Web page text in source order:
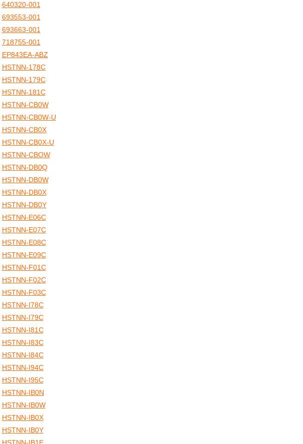
640320-001
693553-001
693663-001
718755-001
EP843EA-ABZ
HSTNN-178C
HSTNN-179C
HSTNN-181C
HSTNN-CB0W
HSTNN-CB0W-U
HSTNN-CB0X
HSTNN-CB0X-U
HSTNN-CBOW
HSTNN-DB0Q
HSTNN-DB0W
HSTNN-DB0X
HSTNN-DB0Y
HSTNN-E06C
HSTNN-E07C
HSTNN-E08C
HSTNN-E09C
HSTNN-F01C
HSTNN-F02C
HSTNN-F03C
HSTNN-I78C
HSTNN-I79C
HSTNN-I81C
HSTNN-I83C
HSTNN-I84C
HSTNN-I94C
HSTNN-I95C
HSTNN-IB0N
HSTNN-IB0W
HSTNN-IB0X
HSTNN-IB0Y